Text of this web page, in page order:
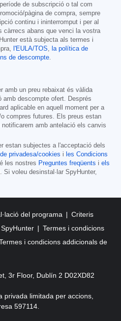
de subscripció o tal com
pàgina de compra, sempre
continu i ininterromput i per al
càrrecs abans que venci la vostra
està subjecta als termes i
l'EULA/TOS
la política de
de descompte
amb un preu rebaixat és vàlida
amb descompte ofert. Després
aplicable en aquell moment per a
compres futures. Els preus estan
amb antelació els canvis
estan subjectes a l'acceptació dels
privadesa/cookies i les Condicions
les nostres Preguntes freqüents i els
. Si voleu desinstal·lar SpyHunter,
del programa
Criteris
Termes i condicions
i condicions addicionals de
3r Floor, Dublín 2 D02XD82
privada limitada per accions,
597114.